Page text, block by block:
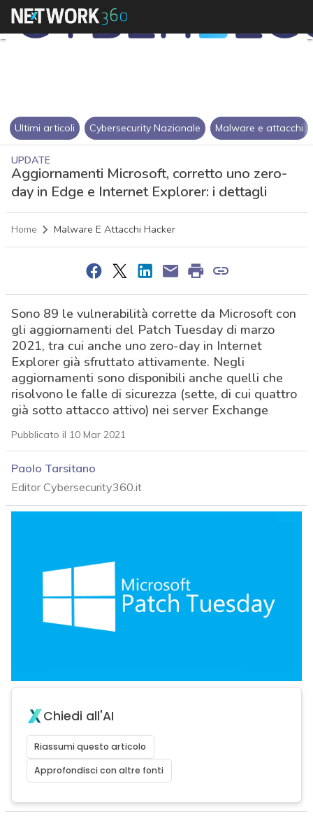
Ultimi articoli Cybersecurity Nazionale Malware e attacchi
UPDATE
Aggiornamenti Microsoft, corretto uno zero-
day in Edge e Internet Explorer: i dettagli
Home Malware E Attacchi Hacker
Sono 89 le vulnerabilità corrette da Microsoft con
gli aggiornamenti del Patch Tuesday di marzo
2021, tra cui anche uno zero-day in Internet
Explorer già sfruttato attivamente. Negli
aggiornamenti sono disponibili anche quelli che
risolvono le falle di sicurezza (sette, di cui quattro
già sotto attacco attivo) nei server Exchange
Pubblicato il 10 Mar 2021
Paolo Tarsitano
Editor Cybersecurity360.it
Chiedi all'AI
Riassumi questo articolo
Approfondisci con altre fonti